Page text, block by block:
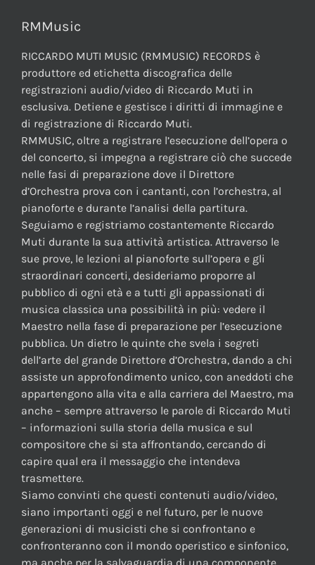
RMMusic
RICCARDO MUTI MUSIC (RMMUSIC) RECORDS è
produttore ed etichetta discografica delle
registrazioni audio/video di Riccardo Muti in
esclusiva. Detiene e gestisce i diritti di immagine e
di registrazione di Riccardo Muti.
RMMUSIC, oltre a registrare l’esecuzione dell’opera o
del concerto, si impegna a registrare ciò che succede
nelle fasi di preparazione dove il Direttore
d’Orchestra prova con i cantanti, con l’orchestra, al
pianoforte e durante l’analisi della partitura.
Seguiamo e registriamo costantemente Riccardo
Muti durante la sua attività artistica. Attraverso le
sue prove, le lezioni al pianoforte sull’opera e gli
straordinari concerti, desideriamo proporre al
pubblico di ogni età e a tutti gli appassionati di
musica classica una possibilità in più: vedere il
Maestro nella fase di preparazione per l’esecuzione
pubblica. Un dietro le quinte che svela i segreti
dell’arte del grande Direttore d’Orchestra, dando a chi
assiste un approfondimento unico, con aneddoti che
appartengono alla vita e alla carriera del Maestro, ma
anche – sempre attraverso le parole di Riccardo Muti
– informazioni sulla storia della musica e sul
compositore che si sta affrontando, cercando di
capire qual era il messaggio che intendeva
trasmettere.
Siamo convinti che questi contenuti audio/video,
siano importanti oggi e nel futuro, per le nuove
generazioni di musicisti che si confrontano e
confronteranno con il mondo operistico e sinfonico,